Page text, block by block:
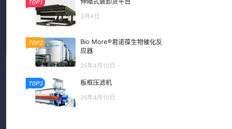
TOP1
3月4日
TOP2
Bio More®君诺葆生物催化反
应器
25年4月10日
TOP3 板框压滤机
25年4月10日